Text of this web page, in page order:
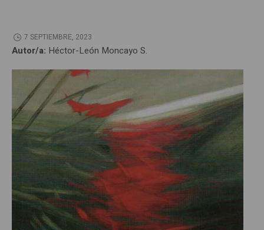
7 SEPTIEMBRE, 2023
Autor/a: Héctor-León Moncayo S.